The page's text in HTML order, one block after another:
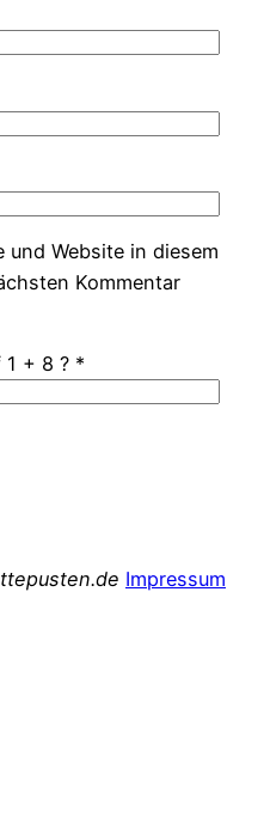
und Website in diesem
Kommentar
1 + 8 ? *
Impressum